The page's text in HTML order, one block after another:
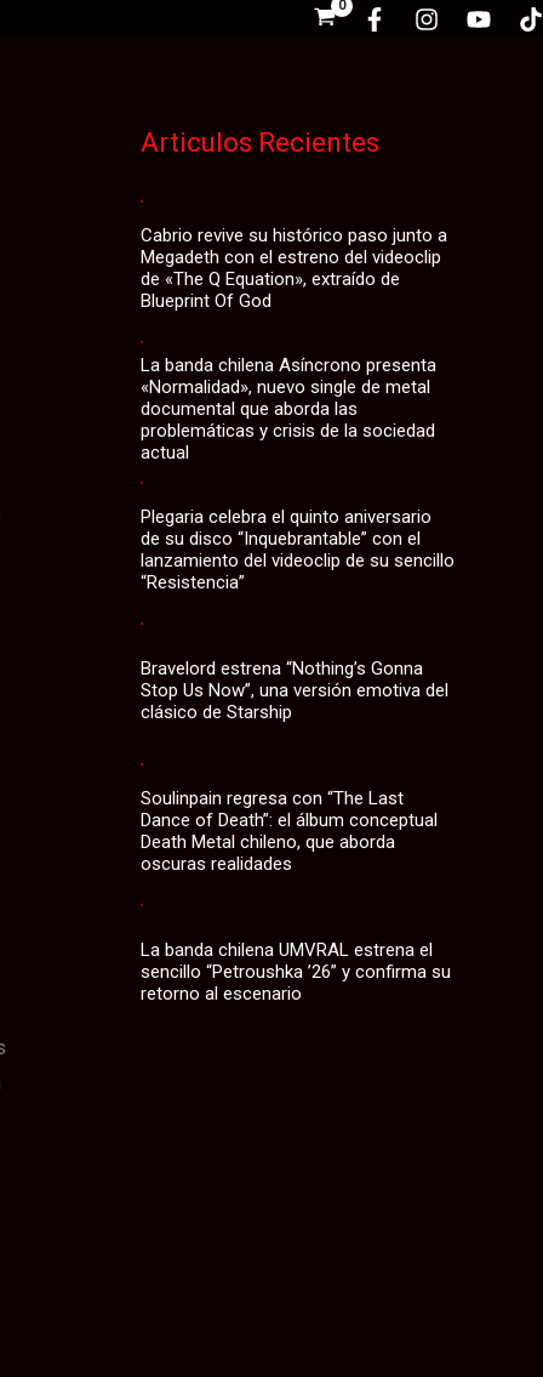
Articulos Recientes
Cabrio revive su histórico paso junto a
Megadeth con el estreno del videoclip
de «The Q Equation», extraído de
Blueprint Of God
La banda chilena Asíncrono presenta
«Normalidad», nuevo single de metal
documental que aborda las
problemáticas y crisis de la sociedad
actual
Plegaria celebra el quinto aniversario
de su disco “Inquebrantable” con el
lanzamiento del videoclip de su sencillo
“Resistencia”
Bravelord estrena “Nothing’s Gonna
Stop Us Now”, una versión emotiva del
clásico de Starship
Soulinpain regresa con “The Last
Dance of Death”: el álbum conceptual
Death Metal chileno, que aborda
oscuras realidades
La banda chilena UMVRAL estrena el
sencillo “Petroushka ’26” y confirma su
retorno al escenario